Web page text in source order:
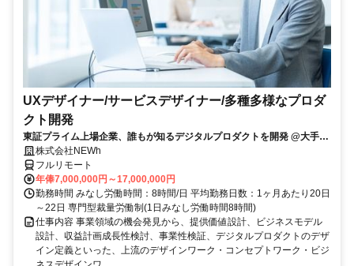
UXデザイナー/サービスデザイナー/多種多様なプロダ
クト開発
東証プライム上場企業、誰もが知るデジタルプロダクトを開発 @大手町
駅 株式会社NEWh
フルリモート
年俸7,000,000円～17,000,000円
勤務時間 みなし労働時間：8時間/日 平均勤務日数：1ヶ月あたり20日
～22日 専門型裁量労働制(1日みなし労働時間8時間)
仕事内容 事業領域の機会発見から、提供価値設計、ビジネスモデル
設計、収益計画成長性検討、事業性検証、デジタルプロダクトのデザ
イン定義といった、上流のデザインワーク・コンセプトワーク・ビジ